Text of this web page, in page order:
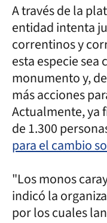
A través de la
entidad intenta
correntinos y
esta especie sea
monumento y,
más acciones
Actualmente, ya
de 1.300
para el cambio
"Los monos
indicó la
por los cuales